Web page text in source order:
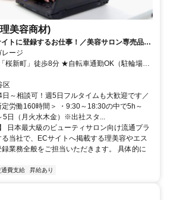
美容商材)
トに登録するお仕事！／美容サロン専売品社
ル自由♪
ージ
区
～相談可！週5日フルタイムも大歓迎です／
定労働160時間＞ ・9:30～18:30の中で5h～
5日（月火水木金）※出社スタ...
日本最大級のビューティサロン向け流通プラ
当社で、ECサイトへ掲載する理美容やエス
業務全般をご担当いただきます。 具体的に
通費支給 昇給あり